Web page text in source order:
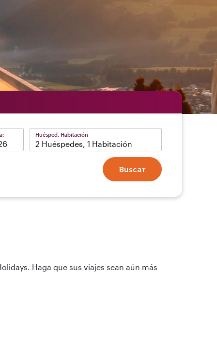
Huésped, Habitación
2 Huéspedes, 1 Habitación
Buscar
Haga que sus viajes sean aún más